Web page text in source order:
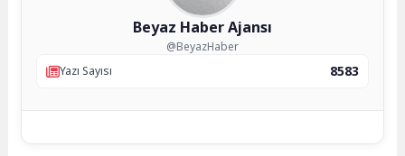
Beyaz Haber Ajansı
@BeyazHaber
Yazı Sayısı
8583